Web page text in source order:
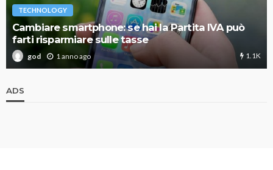
TECHNOLOGY
Cambiare smartphone: se hai la Partita IVA può
farti risparmiare sulle tasse
god 1 anno ago 1.1K
ADS